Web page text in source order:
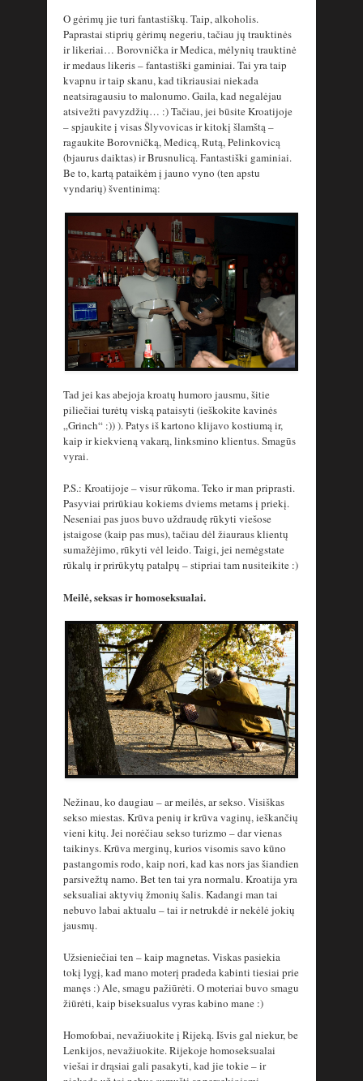
O gėrimų jie turi fantastiškų. Taip, alkoholis.
Paprastai stiprių gėrimų negeriu, tačiau jų trauktinės
ir likeriai… Borovnička ir Medica, mėlynių trauktinė
ir medaus likeris – fantastiški gaminiai. Tai yra taip
kvapnu ir taip skanu, kad tikriausiai niekada
neatsiragausiu to malonumo. Gaila, kad negalėjau
atsivežti pavyzdžių… :) Tačiau, jei būsite Kroatijoje
– spjaukite į visas Šlyvovicas ir kitokį šlamštą –
ragaukite Borovničką, Medicą, Rutą, Pelinkovicą
(bjaurus daiktas) ir Brusnulicą. Fantastiški gaminiai.
Be to, kartą pataikėm į jauno vyno (ten apstu
vyndarių) šventinimą:
Tad jei kas abejoja kroatų humoro jausmu, šitie
piliečiai turėtų viską pataisyti (ieškokite kavinės
„Grinch“ :)) ). Patys iš kartono klijavo kostiumą ir,
kaip ir kiekvieną vakarą, linksmino klientus. Smagūs
vyrai.
P.S.: Kroatijoje – visur rūkoma. Teko ir man priprasti.
Pasyviai prirūkiau kokiems dviems metams į priekį.
Neseniai pas juos buvo uždraudę rūkyti viešose
įstaigose (kaip pas mus), tačiau dėl žiauraus klientų
sumažėjimo, rūkyti vėl leido. Taigi, jei nemėgstate
rūkalų ir prirūkytų patalpų – stipriai tam nusiteikite :)
Meilė, seksas ir homoseksualai.
Nežinau, ko daugiau – ar meilės, ar sekso. Visiškas
sekso miestas. Krūva penių ir krūva vaginų, ieškančių
vieni kitų. Jei norėčiau sekso turizmo – dar vienas
taikinys. Krūva merginų, kurios visomis savo kūno
pastangomis rodo, kaip nori, kad kas nors jas šiandien
parsivežtų namo. Bet ten tai yra normalu. Kroatija yra
seksualiai aktyvių žmonių šalis. Kadangi man tai
nebuvo labai aktualu – tai ir netrukdė ir nekėlė jokių
jausmų.
Užsieniečiai ten – kaip magnetas. Viskas pasiekia
tokį lygį, kad mano moterį pradeda kabinti tiesiai prie
manęs :) Ale, smagu pažiūrėti. O moteriai buvo smagu
žiūrėti, kaip biseksualus vyras kabino mane :)
Homofobai, nevažiuokite į Rijeką. Išvis gal niekur, be
Lenkijos, nevažiuokite. Rijekoje homoseksualai
viešai ir drąsiai gali pasakyti, kad jie tokie – ir